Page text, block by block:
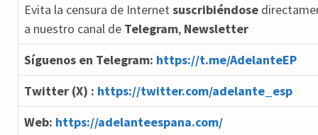
Evita la censura de Internet suscribiéndose
a nuestro canal de Telegram, Newsletter
Síguenos en Telegram: https://t.me/AdelanteEP
Twitter (X) : https://twitter.com/adelante_esp
Web: https://adelanteespana.com/